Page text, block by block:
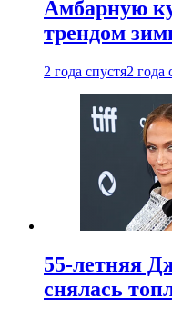
Амбарную
трендом
2 года спустя2 года
55-летняя
снялась